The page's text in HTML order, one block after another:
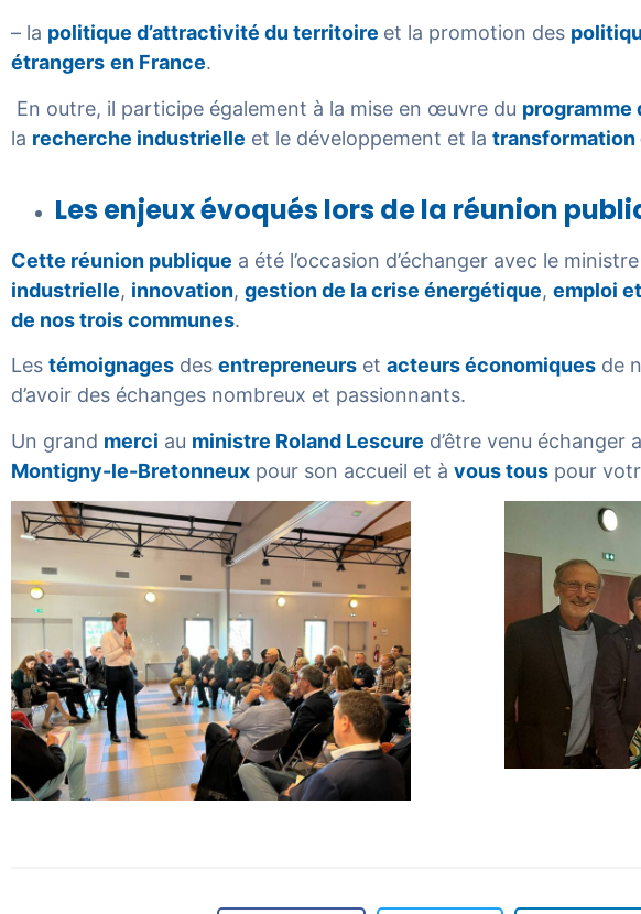
– la politique d’attractivité du territoire et la promotion des
étrangers en France.
En outre, il participe également à la mise en œuvre du programme
la recherche industrielle et le développement et la
Les enjeux évoqués lors de la réunion
Cette réunion publique a été l’occasion d’échanger avec le
industrielle, innovation, gestion de la crise énergétique, emploi
de nos trois communes.
Les témoignages des entrepreneurs et acteurs économiques de
d’avoir des échanges nombreux et passionnants.
Un grand merci au ministre Roland Lescure d’être venu échanger
Montigny-le-Bretonneux pour son accueil et à vous tous pour